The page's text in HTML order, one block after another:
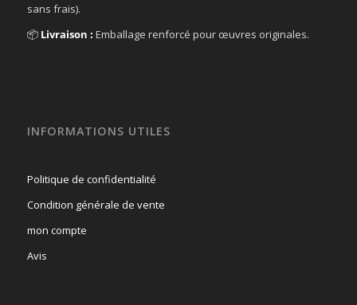
sans frais).
📦 Livraison : Emballage renforcé pour œuvres originales.
INFORMATIONS UTILES
Politique de confidentialité
Condition générale de vente
mon compte
Avis